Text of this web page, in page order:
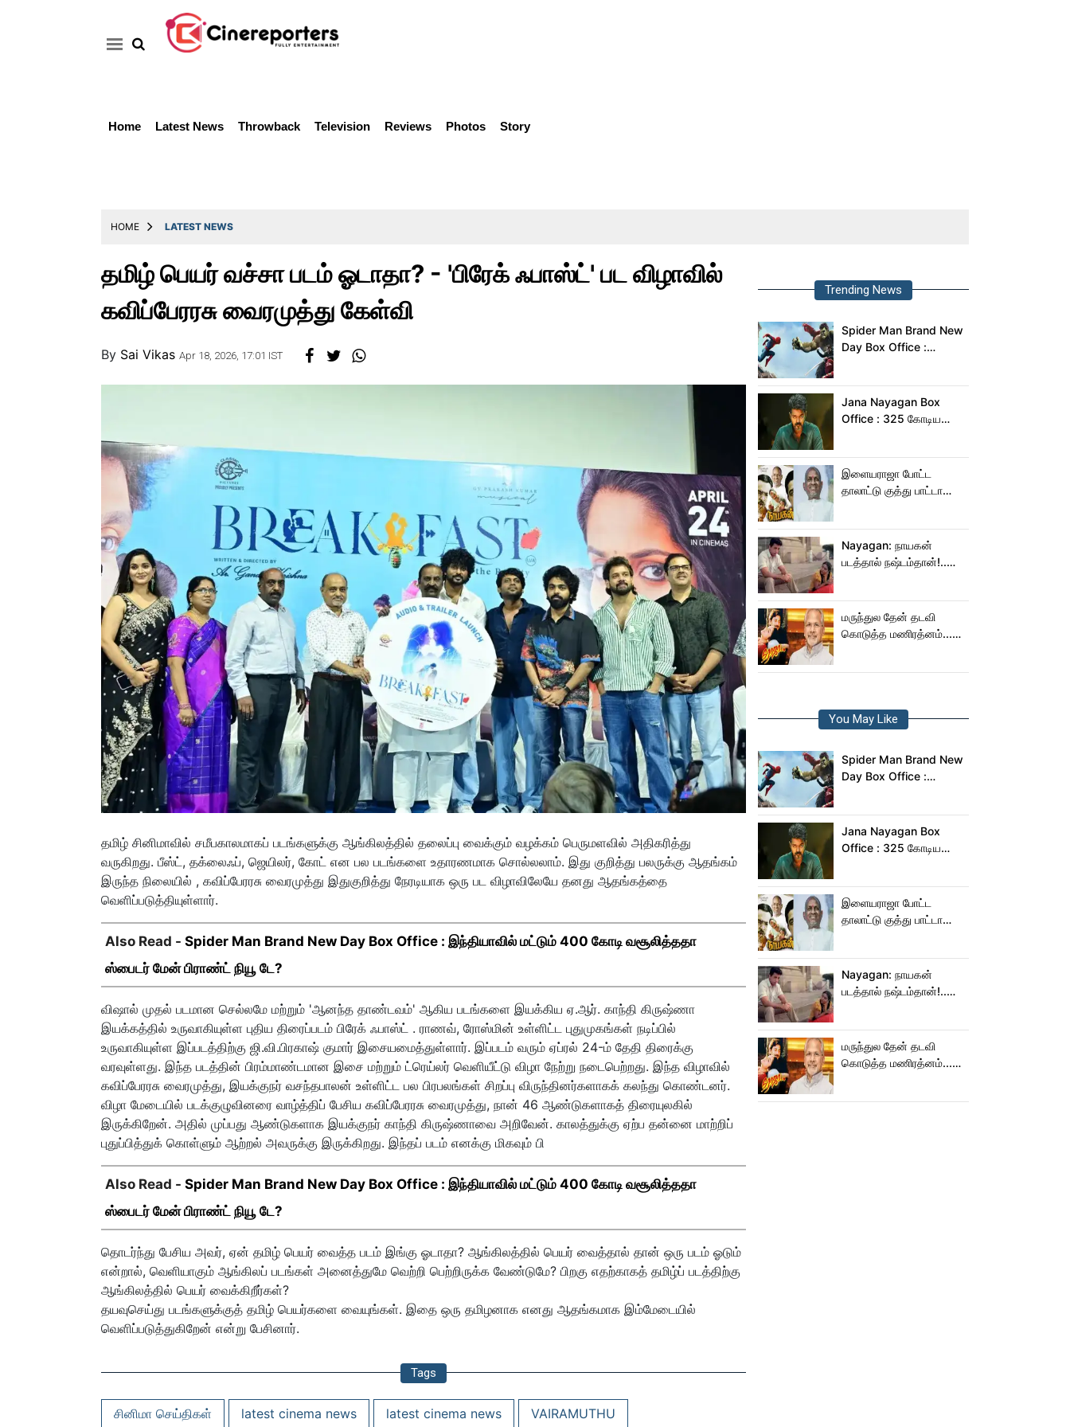
Home Latest News Throwback Television Reviews Photos Story
HOME LATEST NEWS
தமிழ் பெயர் வச்சா படம் ஓடாதா? - 'பிரேக் ஃபாஸ்ட்' பட விழாவில்
கவிப்பேரரசு வைரமுத்து கேள்வி
By Sai Vikas Apr 18, 2026, 17:01 IST
தமிழ் சினிமாவில் சமீபகாலமாகப் படங்களுக்கு ஆங்கிலத்தில் தலைப்பு வைக்கும் வழக்கம் பெருமளவில் அதிகரித்து
வருகிறது. பீஸ்ட், தக்லைஃப், ஜெயிலர், கோட் என பல படங்களை உதாரணமாக சொல்லலாம். இது குறித்து பலருக்கு ஆதங்கம்
இருந்த நிலையில் , கவிப்பேரரசு வைரமுத்து இதுகுறித்து நேரடியாக ஒரு பட விழாவிலேயே தனது ஆதங்கத்தை
வெளிப்படுத்தியுள்ளார்.
Also Read - Spider Man Brand New Day Box Office : இந்தியாவில் மட்டும் 400 கோடி வசூலித்ததா
ஸ்பைடர் மேன் பிராண்ட் நியூ டே?
விஷால் முதல் படமான செல்லமே மற்றும் 'ஆனந்த தாண்டவம்' ஆகிய படங்களை இயக்கிய ஏ.ஆர். காந்தி கிருஷ்ணா
இயக்கத்தில் உருவாகியுள்ள புதிய திரைப்படம் பிரேக் ஃபாஸ்ட் . ராணவ், ரோஸ்மின் உள்ளிட்ட புதுமுகங்கள் நடிப்பில்
உருவாகியுள்ள இப்படத்திற்கு ஜி.வி.பிரகாஷ் குமார் இசையமைத்துள்ளார். இப்படம் வரும் ஏப்ரல் 24-ம் தேதி திரைக்கு
வரவுள்ளது. இந்த படத்தின் பிரம்மாண்டமான இசை மற்றும் ட்ரெய்லர் வெளியீட்டு விழா நேற்று நடைபெற்றது. இந்த விழாவில்
கவிப்பேரரசு வைரமுத்து, இயக்குநர் வசந்தபாலன் உள்ளிட்ட பல பிரபலங்கள் சிறப்பு விருந்தினர்களாகக் கலந்து கொண்டனர்.
விழா மேடையில் படக்குழுவினரை வாழ்த்திப் பேசிய கவிப்பேரரசு வைரமுத்து, நான் 46 ஆண்டுகளாகத் திரையுலகில்
இருக்கிறேன். அதில் முப்பது ஆண்டுகளாக இயக்குநர் காந்தி கிருஷ்ணாவை அறிவேன். காலத்துக்கு ஏற்ப தன்னை மாற்றிப்
புதுப்பித்துக் கொள்ளும் ஆற்றல் அவருக்கு இருக்கிறது. இந்தப் படம் எனக்கு மிகவும் பி
Also Read - Spider Man Brand New Day Box Office : இந்தியாவில் மட்டும் 400 கோடி வசூலித்ததா
ஸ்பைடர் மேன் பிராண்ட் நியூ டே?
தொடர்ந்து பேசிய அவர், ஏன் தமிழ் பெயர் வைத்த படம் இங்கு ஓடாதா? ஆங்கிலத்தில் பெயர் வைத்தால் தான் ஒரு படம் ஓடும்
என்றால், வெளியாகும் ஆங்கிலப் படங்கள் அனைத்துமே வெற்றி பெற்றிருக்க வேண்டுமே? பிறகு எதற்காகத் தமிழ்ப் படத்திற்கு
ஆங்கிலத்தில் பெயர் வைக்கிறீர்கள்?
தயவுசெய்து படங்களுக்குத் தமிழ் பெயர்களை வையுங்கள். இதை ஒரு தமிழனாக எனது ஆதங்கமாக இம்மேடையில்
வெளிப்படுத்துகிறேன் என்று பேசினார்.
Tags
சினிமா செய்திகள் latest cinema news latest cinema news VAIRAMUTHU
Trending News
Spider Man Brand New
Day Box Office :
ஸ்பைடர் மேன் பிராண்ட் நியூ
டே?
Jana Nayagan Box
Office : 325 கோடிய
இளையராஜா போட்ட
தாலாட்டு குத்து பாட்டா
Nayagan: நாயகன்
படத்தால் நஷ்டம்தான்!..
மகள் பேட்டி..
மருந்துல தேன் தடவி
கொடுத்த மணிரத்னம்...
You May Like
Spider Man Brand New
Day Box Office :
ஸ்பைடர் மேன் பிராண்ட் நியூ
டே?
Jana Nayagan Box
Office : 325 கோடிய
இளையராஜா போட்ட
தாலாட்டு குத்து பாட்டா
Nayagan: நாயகன்
படத்தால் நஷ்டம்தான்!..
மகள் பேட்டி..
மருந்துல தேன் தடவி
கொடுத்த மணிரத்னம்...